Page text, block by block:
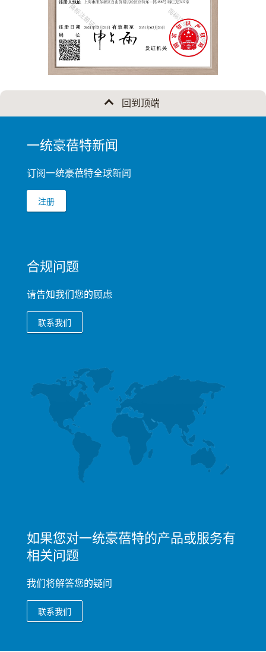
回到顶端
FOOTER
一统豪蓓特新闻
订阅一统豪蓓特全球新闻
注册
合规问题
请告知我们您的顾虑
联系我们
如果您对一统豪蓓特的产品或服务有
相关问题
我们将解答您的疑问
联系我们